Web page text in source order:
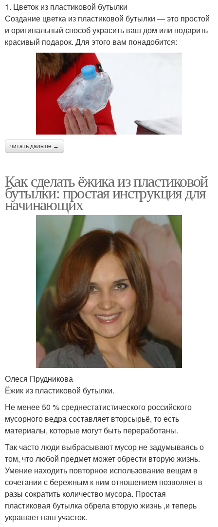
1. Цветок из пластиковой бутылки
Создание цветка из пластиковой бутылки — это простой
и оригинальный способ украсить ваш дом или подарить
красивый подарок. Для этого вам понадобится:
читать дальше →
Как сделать ёжика из пластиковой
бутылки: простая инструкция для
начинающих
Олеся Прудникова
Ёжик из пластиковой бутылки.
Не менее 50 % среднестатистического российского
мусорного ведра составляет вторсырьё, то есть
материалы, которые могут быть переработаны.
Так часто люди выбрасывают мусор не задумываясь о
том, что любой предмет может обрести вторую жизнь.
Умение находить повторное использование вещам в
сочетании с бережным к ним отношением позволяет в
разы сократить количество мусора. Простая
пластиковая бутылка обрела вторую жизнь ,и теперь
украшает наш участок.